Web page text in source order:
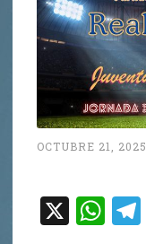
OCTUBRE 21, 2025
X W